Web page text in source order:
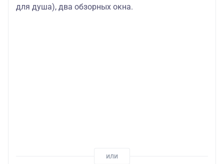
для душа), два обзорных окна.